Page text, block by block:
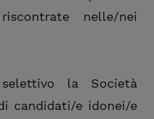
nelle/nei
la Società
candidati/e idonei/e